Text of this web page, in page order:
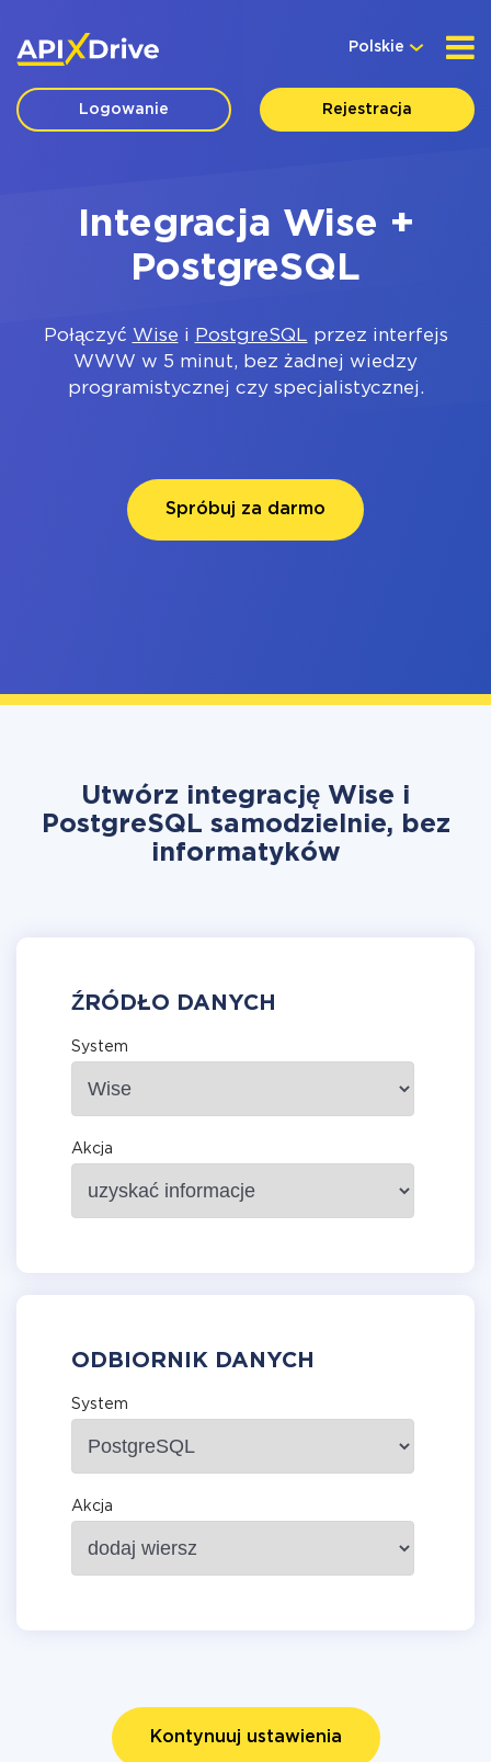
Polskie
Logowanie Rejestracja
Integracja Wise +
PostgreSQL
Połączyć Wise i PostgreSQL przez interfejs
WWW w 5 minut, bez żadnej wiedzy
programistycznej czy specjalistycznej.
Spróbuj za darmo
Utwórz integrację Wise i
PostgreSQL samodzielnie, bez
informatyków
ŹRÓDŁO DANYCH
System
Akcja
ODBIORNIK DANYCH
System
Akcja
Kontynuuj ustawienia